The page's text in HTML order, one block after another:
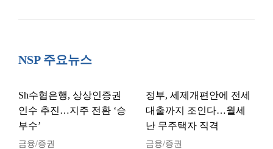
NSP 주요뉴스
Sh수협은행, 상상인증권
인수 추진…지주 전환 ‘승
부수’
금융/증권
정부, 세제개편안에 전세
대출까지 조인다…월세
난 무주택자 직격
금융/증권